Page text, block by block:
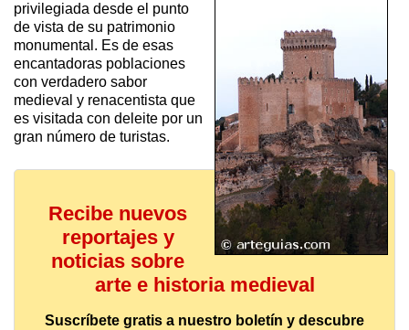
privilegiada desde el punto
de vista de su patrimonio
monumental. Es de esas
encantadoras poblaciones
con verdadero sabor
medieval y renacentista que
es visitada con deleite por un
gran número de turistas.
Recibe nuevos
reportajes y
noticias sobre
arte e historia medieval
Suscríbete gratis a nuestro boletín y descubre